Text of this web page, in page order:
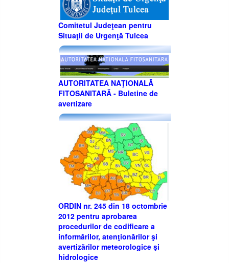
Comitetul Judeţean pentru
Situaţii de Urgenţă Tulcea
AUTORITATEA NAŢIONALĂ
FITOSANITARĂ - Buletine de
avertizare
ORDIN nr. 245 din 18 octombrie
2012 pentru aprobarea
procedurilor de codificare a
informărilor, atenţionărilor şi
avertizărilor meteorologice şi
hidrologice